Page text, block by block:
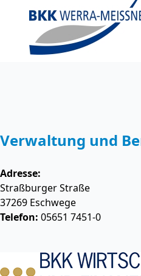
Verwaltung und
Adresse:
Straßburger Straße
37269 Eschwege
Telefon: 05651 7451-0